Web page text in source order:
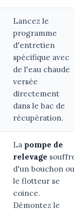
Lancez le
programme
d'entretien
spécifique avec
de l'eau chaude
versée
directement
dans le bac de
récupération.
La pompe de
relevage
d'un bouchon ou
le flotteur se
coince.
Démontez le